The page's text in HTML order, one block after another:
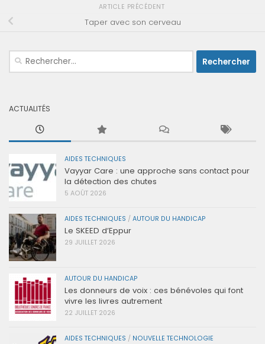
ARTICLE PRÉCÉDENT
Taper avec son cerveau
Rechercher :
ACTUALITÉS
AIDES TECHNIQUES
Vayyar Care : une approche sans contact pour
la détection des chutes
5 AOÛT 2026
AIDES TECHNIQUES / AUTOUR DU HANDICAP
Le SKEED d’Eppur
29 JUILLET 2026
AUTOUR DU HANDICAP
Les donneurs de voix : ces bénévoles qui font
vivre les livres autrement
22 JUILLET 2026
AIDES TECHNIQUES / NOUVELLE TECHNOLOGIE